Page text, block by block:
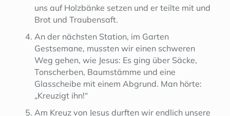
uns auf Holzbänke setzen und er teilte mit und
Brot und Traubensaft.
An der nächsten Station, im Garten
Gestsemane, mussten wir einen schweren
Weg gehen, wie Jesus: Es ging über Säcke,
Tonscherben, Baumstämme und eine
Glasscheibe mit einem Abgrund. Man hörte:
„Kreuzigt ihn!“
Am Kreuz von Jesus durften wir endlich unsere